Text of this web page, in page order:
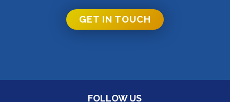
GET IN TOUCH
FOLLOW US